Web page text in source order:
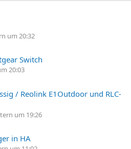
um 20:32
Switch
20:03
/ Reolink E1Outdoor und RLC-
um 19:26
in HA